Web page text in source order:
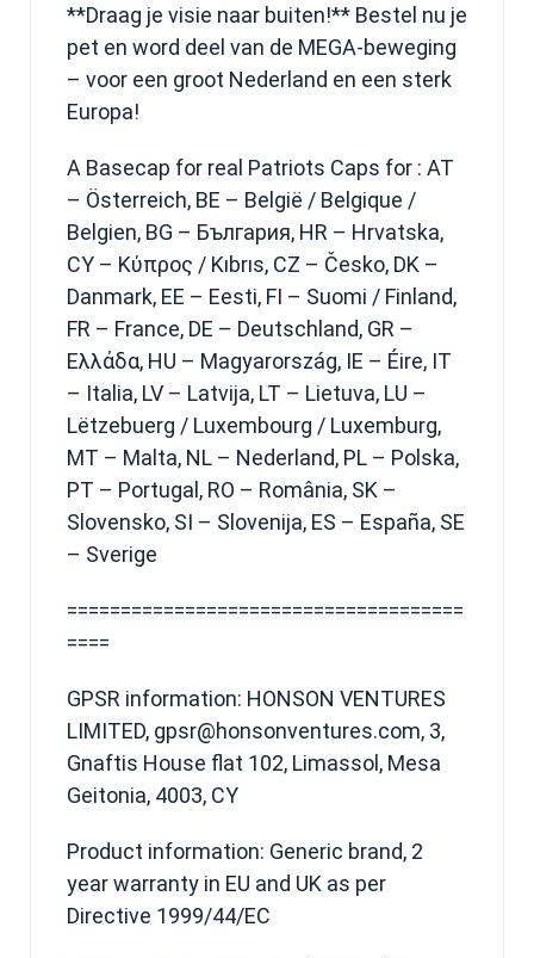
**Draag je visie naar buiten!** Bestel nu je
pet en word deel van de MEGA-beweging
– voor een groot Nederland en een sterk
Europa!
A Basecap for real Patriots Caps for : AT
– Österreich, BE – België / Belgique /
Belgien, BG – България, HR – Hrvatska,
CY – Κύπρος / Kıbrıs, CZ – Česko, DK –
Danmark, EE – Eesti, FI – Suomi / Finland,
FR – France, DE – Deutschland, GR –
Ελλάδα, HU – Magyarország, IE – Éire, IT
– Italia, LV – Latvija, LT – Lietuva, LU –
Lëtzebuerg / Luxembourg / Luxemburg,
MT – Malta, NL – Nederland, PL – Polska,
PT – Portugal, RO – România, SK –
Slovensko, SI – Slovenija, ES – España, SE
– Sverige
=====================================
====
GPSR information: HONSON VENTURES
LIMITED, gpsr@honsonventures.com, 3,
Gnaftis House flat 102, Limassol, Mesa
Geitonia, 4003, CY
Product information: Generic brand, 2
year warranty in EU and UK as per
Directive 1999/44/EC